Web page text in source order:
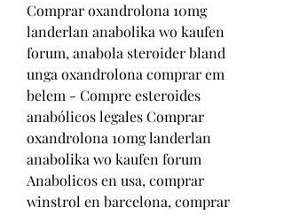
Comprar oxandrolona 10mg
landerlan anabolika wo kaufen
forum, anabola steroider bland
unga oxandrolona comprar em
belem - Compre esteroides
anabólicos legales Comprar
oxandrolona 10mg landerlan
anabolika wo kaufen forum
Anabolicos en usa, comprar
winstrol en barcelona, comprar